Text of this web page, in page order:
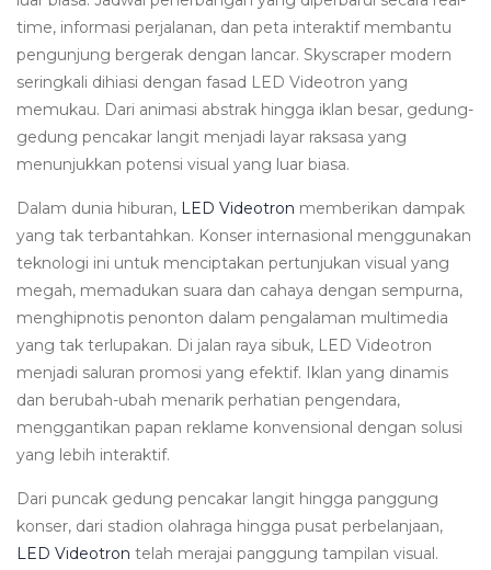
time, informasi perjalanan, dan peta interaktif membantu
pengunjung bergerak dengan lancar. Skyscraper modern
seringkali dihiasi dengan fasad LED Videotron yang
memukau. Dari animasi abstrak hingga iklan besar, gedung-
gedung pencakar langit menjadi layar raksasa yang
menunjukkan potensi visual yang luar biasa.
Dalam dunia hiburan, LED Videotron memberikan dampak
yang tak terbantahkan. Konser internasional menggunakan
teknologi ini untuk menciptakan pertunjukan visual yang
megah, memadukan suara dan cahaya dengan sempurna,
menghipnotis penonton dalam pengalaman multimedia
yang tak terlupakan. Di jalan raya sibuk, LED Videotron
menjadi saluran promosi yang efektif. Iklan yang dinamis
dan berubah-ubah menarik perhatian pengendara,
menggantikan papan reklame konvensional dengan solusi
yang lebih interaktif.
Dari puncak gedung pencakar langit hingga panggung
konser, dari stadion olahraga hingga pusat perbelanjaan,
LED Videotron telah merajai panggung tampilan visual.